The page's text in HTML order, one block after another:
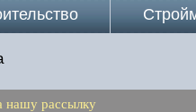
нашу рассылку